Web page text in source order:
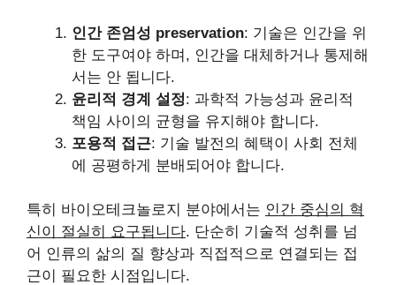
인간 존엄성 preservation: 기술은 인간을 위
한 도구여야 하며, 인간을 대체하거나 통제해
서는 안 됩니다.
윤리적 경계 설정: 과학적 가능성과 윤리적
책임 사이의 균형을 유지해야 합니다.
포용적 접근: 기술 발전의 혜택이 사회 전체
에 공평하게 분배되어야 합니다.
특히 바이오테크놀로지 분야에서는 인간 중심의 혁
신이 절실히 요구됩니다. 단순히 기술적 성취를 넘
어 인류의 삶의 질 향상과 직접적으로 연결되는 접
근이 필요한 시점입니다.